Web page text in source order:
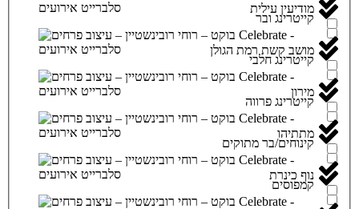
קייטרינג ובר
קייטרינג חלבי
קייטרינג פרווה
קינוחים/בר מתוקים
קמפוסים
מודיעין עילית
מושב קשת רמת הגולן
מירון
מתתיהו
נוף כינרת